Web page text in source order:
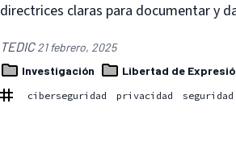
directrices claras para documentar y
TEDIC21 febrero, 2025
Investigación
Libertad de
ciberseguridad privacidad